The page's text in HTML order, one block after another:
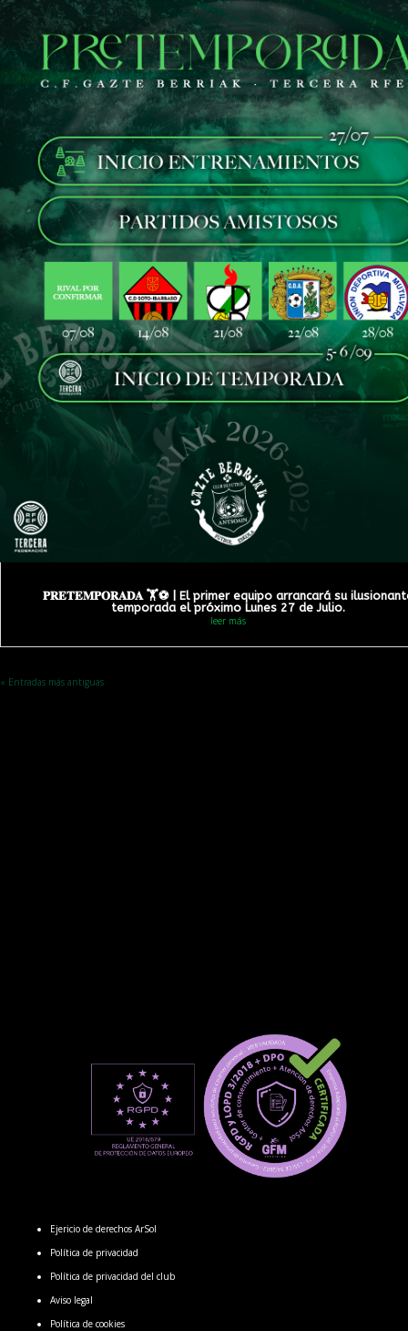
𝐏𝐑𝐄𝐓𝐄𝐌𝐏𝐎𝐑𝐀𝐃𝐀 🏋️⚽️ | El primer equipo arrancará su
temporada el próximo Lunes 27 de Julio.
leer más
« Entradas más antiguas
Ejericio de derechos ArSol
Política de privacidad
Política de privacidad del club
Aviso legal
Política de cookies